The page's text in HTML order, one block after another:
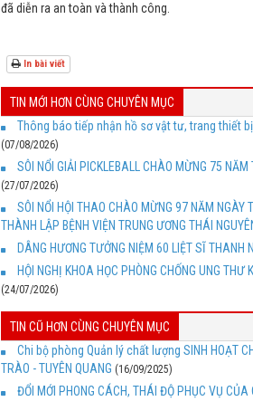
đã diễn ra an toàn và thành công.
In bài viết
TIN MỚI HƠN CÙNG CHUYÊN MỤC
Thông báo tiếp nhận hồ sơ vật tư, trang thiết
(07/08/2026)
SÔI NỔI GIẢI PICKLEBALL CHÀO MỪNG 75
(27/07/2026)
SÔI NỔI HỘI THAO CHÀO MỪNG 97 NĂM
THÀNH LẬP BỆNH VIỆN TRUNG ƯƠNG THÁI
DÂNG HƯƠNG TƯỞNG NIỆM 60 LIỆT SĨ THANH
HỘI NGHỊ KHOA HỌC PHÒNG CHỐNG UNG
(24/07/2026)
TIN CŨ HƠN CÙNG CHUYÊN MỤC
Chi bộ phòng Quản lý chất lượng SINH HOẠT
TRÀO - TUYÊN QUANG (16/09/2025)
ĐỔI MỚI PHONG CÁCH, THÁI ĐỘ PHỤC VỤ CỦA